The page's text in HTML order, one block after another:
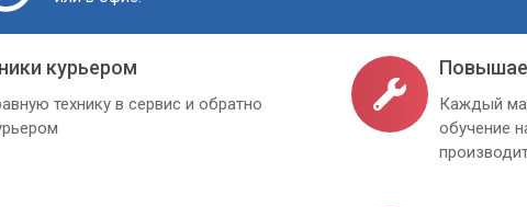
курьером
технику в сервис и обратно
Каждый
обучение